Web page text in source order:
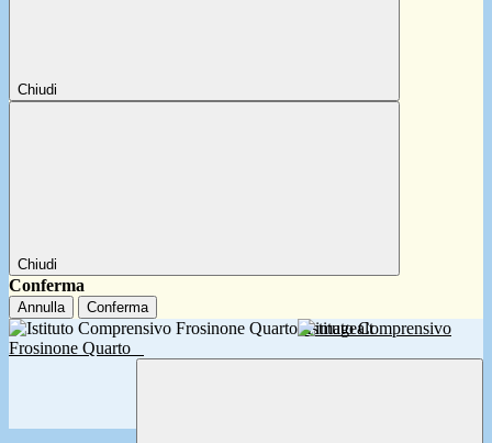
Chiudi
Chiudi
Conferma
Annulla Conferma
Istituto Comprensivo
Frosinone Quarto